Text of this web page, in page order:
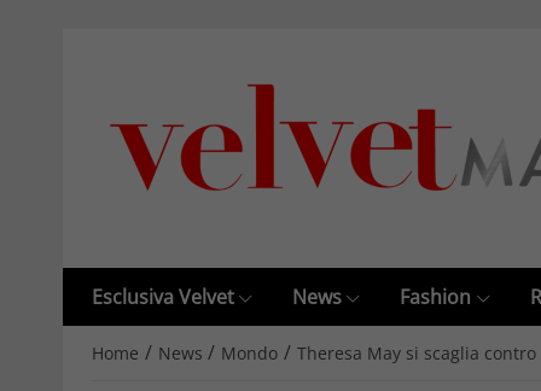
Esclusiva Velvet News Fashion
Home / News / Mondo / Theresa May si scaglia